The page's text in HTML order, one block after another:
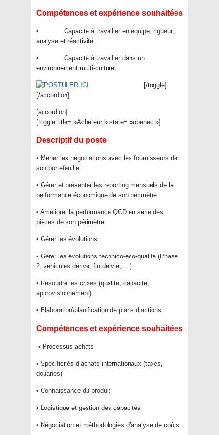
Compétences et expérience souhaitées
• Capacité à travailler en équipe, rigueur,
analyse et réactivité.
• Capacité à travailler dans un
environnement multi-culturel.
[/toggle]
[/accordion]
[accordion]
[toggle title= »Acheteur » state= »opened »]
Descriptif du poste
• Mener les négociations avec les fournisseurs de
son portefeuille
• Gérer et présenter les reporting mensuels de la
performance économique de son périmètre
• Améliorer la performance QCD en série des
pièces de son périmètre
• Gérer les évolutions
• Gérer les évolutions technico-éco-qualité (Phase
2, véhicules dérivé, fin de vie, …)
• Résoudre les crises (qualité, capacité,
approvisionnement)
• Elaboration\planification de plans d’actions
Compétences et expérience souhaitées
• Processus achats
• Spécificités d’achats internationaux (taxes,
douanes)
• Connaissance du produit
• Logistique et gestion des capacités
• Négociation et méthodologies d’analyse de coûts